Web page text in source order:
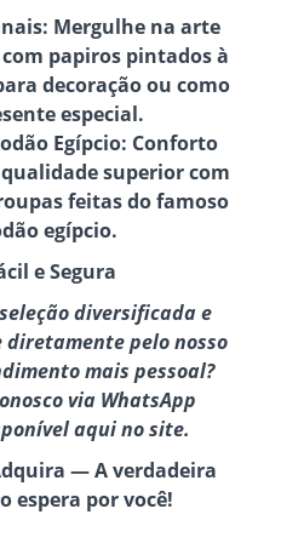
Mergulhe na arte
papiros pintados à
decoração ou como
especial.
Egípcio: Conforto
superior com
feitas do famoso
egípcio.
e Segura
diversificada e
pelo nosso
mais pessoal?
via WhatsApp
aqui no site.
— A verdadeira
espera por você!